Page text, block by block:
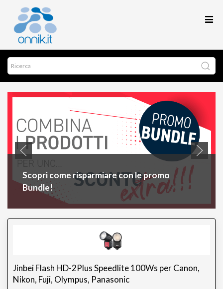
Scopri come risparmiare con le promo
Bundle!
Jinbei Flash HD-2Plus Speedlite 100Ws per Canon,
Nikon, Fuji, Olympus, Panasonic